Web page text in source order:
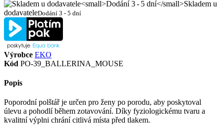
Skladem u
dodavateleDodání 3 - 5 dní
Výrobce EKO
Kód PO-39_BALLERINA_MOUSE
Popis
Poporodní polštář je určen pro ženy po porodu, aby poskytoval
úlevu a pohodlí během zotavování. Díky fyziologickému tvaru a
kvalitní výplni chrání citlivá místa před tlakem.